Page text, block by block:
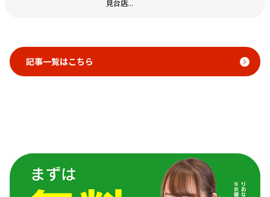
見台店...
記事一覧はこちら